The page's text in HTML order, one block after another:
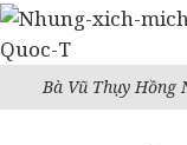
Bà Vũ Thụy Hồng